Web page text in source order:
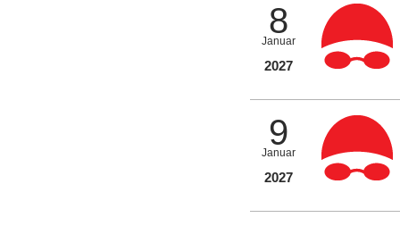
8
Januar
2027
9
Januar
2027